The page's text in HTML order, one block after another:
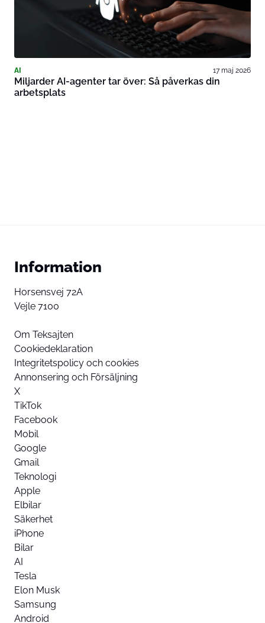
AI 17 maj 2026
Miljarder AI-agenter tar över: Så påverkas din
arbetsplats
Information
Horsensvej 72A
Vejle 7100
Om Teksajten
Cookiedeklaration
Integritetspolicy och cookies
Annonsering och Försäljning
X
TikTok
Facebook
Mobil
Google
Gmail
Teknologi
Apple
Elbilar
Säkerhet
iPhone
Bilar
AI
Tesla
Elon Musk
Samsung
Android